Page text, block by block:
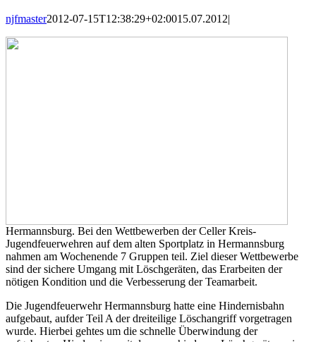
njfmaster2012-07-15T12:38:29+02:0015.07.2012|
Hermannsburg. Bei den Wettbewerben der Celler Kreis-
Jugendfeuerwehren auf dem alten Sportplatz in Hermannsburg
nahmen am Wochenende 7 Gruppen teil. Ziel dieser Wettbewerbe
sind der sichere Umgang mit Löschgeräten, das Erarbeiten der
nötigen Kondition und die Verbesserung der Teamarbeit.
Die Jugendfeuerwehr Hermannsburg hatte eine Hindernisbahn
aufgebaut, aufder Teil A der dreiteilige Löschangriff vorgetragen
wurde. Hierbei gehtes um die schnelle Überwindung der